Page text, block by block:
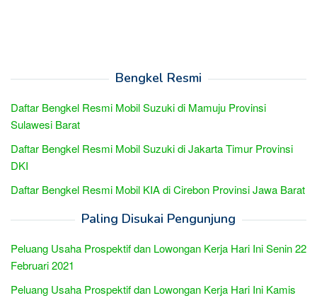
Bengkel Resmi
Daftar Bengkel Resmi Mobil Suzuki di Mamuju Provinsi
Sulawesi Barat
Daftar Bengkel Resmi Mobil Suzuki di Jakarta Timur Provinsi
DKI
Daftar Bengkel Resmi Mobil KIA di Cirebon Provinsi Jawa Barat
Paling Disukai Pengunjung
Peluang Usaha Prospektif dan Lowongan Kerja Hari Ini Senin 22
Februari 2021
Peluang Usaha Prospektif dan Lowongan Kerja Hari Ini Kamis